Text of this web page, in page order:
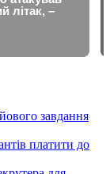
завдання
платити до